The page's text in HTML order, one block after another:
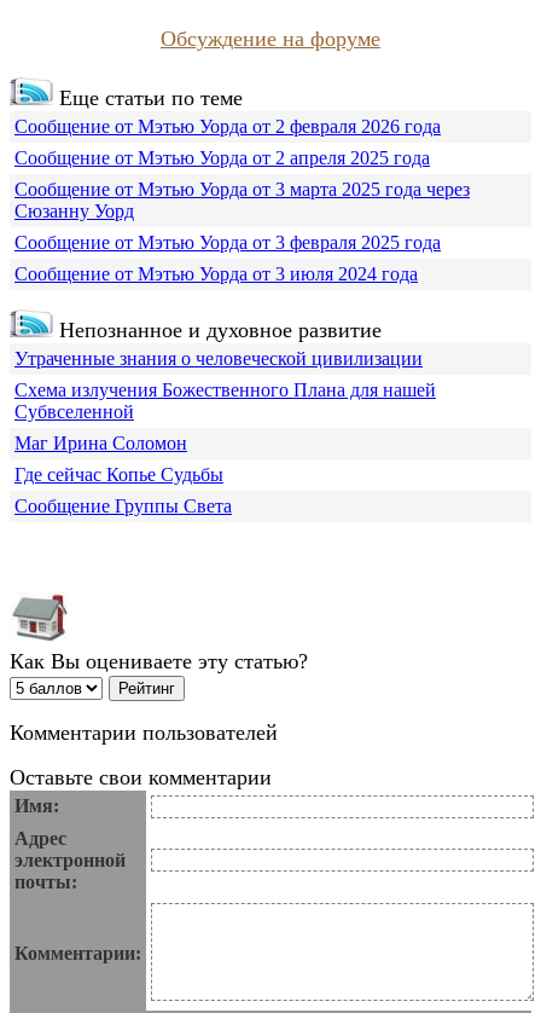
Обсуждение на форуме
Еще статьи по теме
Сообщение от Мэтью Уорда от 2 февраля 2026 года
Сообщение от Мэтью Уорда от 2 апреля 2025 года
Сообщение от Мэтью Уорда от 3 марта 2025 года через
Сюзанну Уорд
Сообщение от Мэтью Уорда от 3 февраля 2025 года
Сообщение от Мэтью Уорда от 3 июля 2024 года
Непознанное и духовное развитие
Утраченные знания о человеческой цивилизации
Схема излучения Божественного Плана для нашей
Субвселенной
Маг Ирина Соломон
Где сейчас Копье Судьбы
Сообщение Группы Света
Как Вы оцениваете эту статью?
Комментарии пользователей
Оставьте свои комментарии
Имя:
Адрес
электронной
почты:
Комментарии: